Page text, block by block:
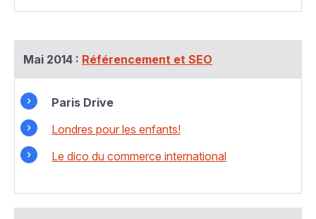
Mai 2014 : Référencement et SEO
Paris Drive
Londres pour les enfants!
Le dico du commerce international